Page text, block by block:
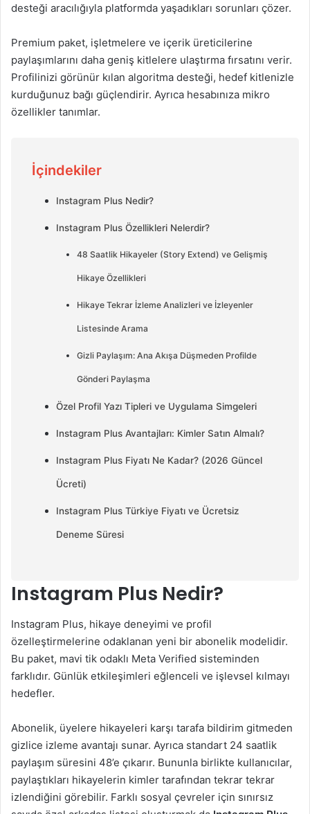
desteği aracılığıyla platformda yaşadıkları sorunları çözer.
Premium paket, işletmelere ve içerik üreticilerine
paylaşımlarını daha geniş kitlelere ulaştırma fırsatını verir.
Profilinizi görünür kılan algoritma desteği, hedef kitlenizle
kurduğunuz bağı güçlendirir. Ayrıca hesabınıza mikro
özellikler tanımlar.
İçindekiler
Instagram Plus Nedir?
Instagram Plus Özellikleri Nelerdir?
48 Saatlik Hikayeler (Story Extend) ve Gelişmiş
Hikaye Özellikleri
Hikaye Tekrar İzleme Analizleri ve İzleyenler
Listesinde Arama
Gizli Paylaşım: Ana Akışa Düşmeden Profilde
Gönderi Paylaşma
Özel Profil Yazı Tipleri ve Uygulama Simgeleri
Instagram Plus Avantajları: Kimler Satın Almalı?
Instagram Plus Fiyatı Ne Kadar? (2026 Güncel
Ücreti)
Instagram Plus Türkiye Fiyatı ve Ücretsiz
Deneme Süresi
Instagram Plus Nedir?
Instagram Plus, hikaye deneyimi ve profil
özelleştirmelerine odaklanan yeni bir abonelik modelidir.
Bu paket, mavi tik odaklı Meta Verified sisteminden
farklıdır. Günlük etkileşimleri eğlenceli ve işlevsel kılmayı
hedefler.
Abonelik, üyelere hikayeleri karşı tarafa bildirim gitmeden
gizlice izleme avantajı sunar. Ayrıca standart 24 saatlik
paylaşım süresini 48’e çıkarır. Bununla birlikte kullanıcılar,
paylaştıkları hikayelerin kimler tarafından tekrar tekrar
izlendiğini görebilir. Farklı sosyal çevreler için sınırsız